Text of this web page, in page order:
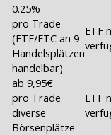
0.25%
pro Trade
(ETF/ETC an 9
Handelsplätzen
handelbar)
ETF
ab 9,95€
pro Trade
diverse
Börsenplätze
ETF